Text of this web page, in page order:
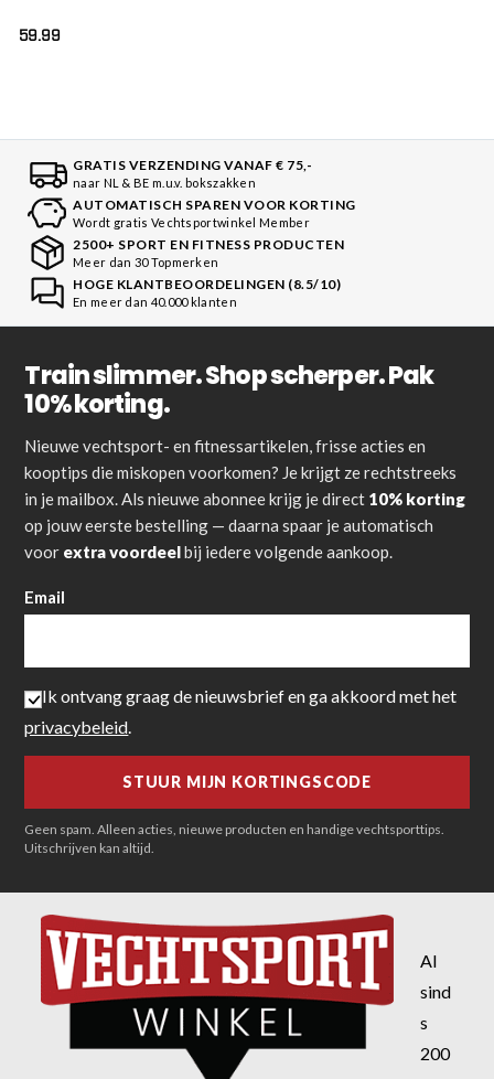
59.99
GRATIS VERZENDING VANAF € 75,-
naar NL & BE m.u.v. bokszakken
AUTOMATISCH SPAREN VOOR KORTING
Wordt gratis Vechtsportwinkel Member
2500+ SPORT EN FITNESS PRODUCTEN
Meer dan 30 Topmerken
HOGE KLANTBEOORDELINGEN (8.5/10)
En meer dan 40.000 klanten
Train slimmer. Shop scherper. Pak
10% korting.
Nieuwe vechtsport- en fitnessartikelen, frisse acties en
kooptips die miskopen voorkomen? Je krijgt ze rechtstreeks
in je mailbox. Als nieuwe abonnee krijg je direct 10% korting
op jouw eerste bestelling — daarna spaar je automatisch
voor extra voordeelbij iedere volgende aankoop.
Email
Ik ontvang graag de nieuwsbrief en ga akkoord met het
privacybeleid.
Geen spam. Alleen acties, nieuwe producten en handige vechtsporttips.
Uitschrijven kan altijd.
Al
sind
s
200